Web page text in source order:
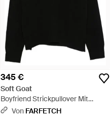
345 €
Soft Goat
Boyfriend Strickpullover Mit
Rundhalsausschnitt - Schwarz
Von FARFETCH